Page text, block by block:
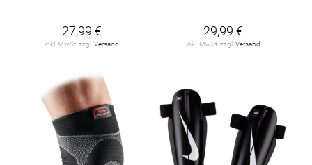
27,99 €
inkl. MwSt. zzgl. Versand
29,99 €
inkl. MwSt. zzgl. Versand